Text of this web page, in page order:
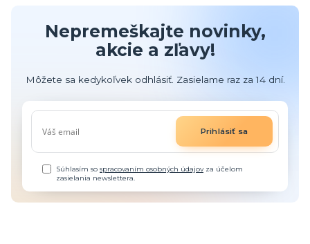
Nepremeškajte novinky,
akcie a zľavy!
Môžete sa kedykoľvek odhlásiť. Zasielame raz za 14 dní.
Prihlásiť sa
Súhlasím sospracovaním osobných údajovza účelom
zasielania newslettera.